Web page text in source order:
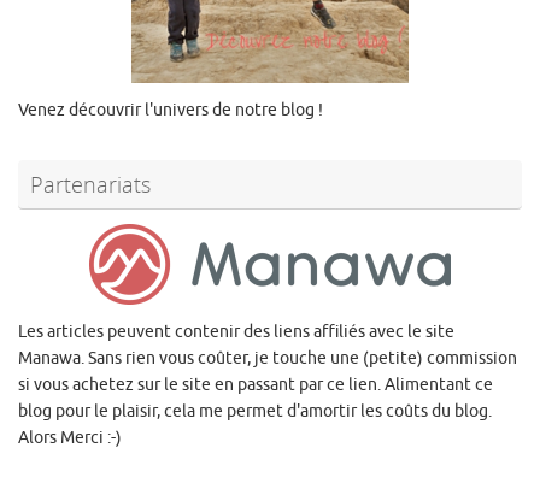
Venez découvrir l'univers de notre blog !
Partenariats
Les articles peuvent contenir des liens affiliés avec le site
Manawa. Sans rien vous coûter, je touche une (petite) commission
si vous achetez sur le site en passant par ce lien. Alimentant ce
blog pour le plaisir, cela me permet d'amortir les coûts du blog.
Alors Merci :-)